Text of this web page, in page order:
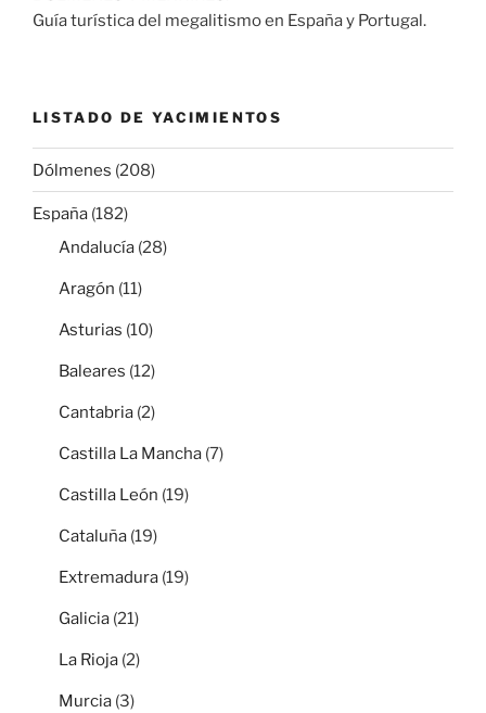
Guía turística del megalitismo en España y Portugal.
LISTADO DE YACIMIENTOS
Dólmenes (208)
España (182)
Andalucía (28)
Aragón (11)
Asturias (10)
Baleares (12)
Cantabria (2)
Castilla La Mancha (7)
Castilla León (19)
Cataluña (19)
Extremadura (19)
Galicia (21)
La Rioja (2)
Murcia (3)